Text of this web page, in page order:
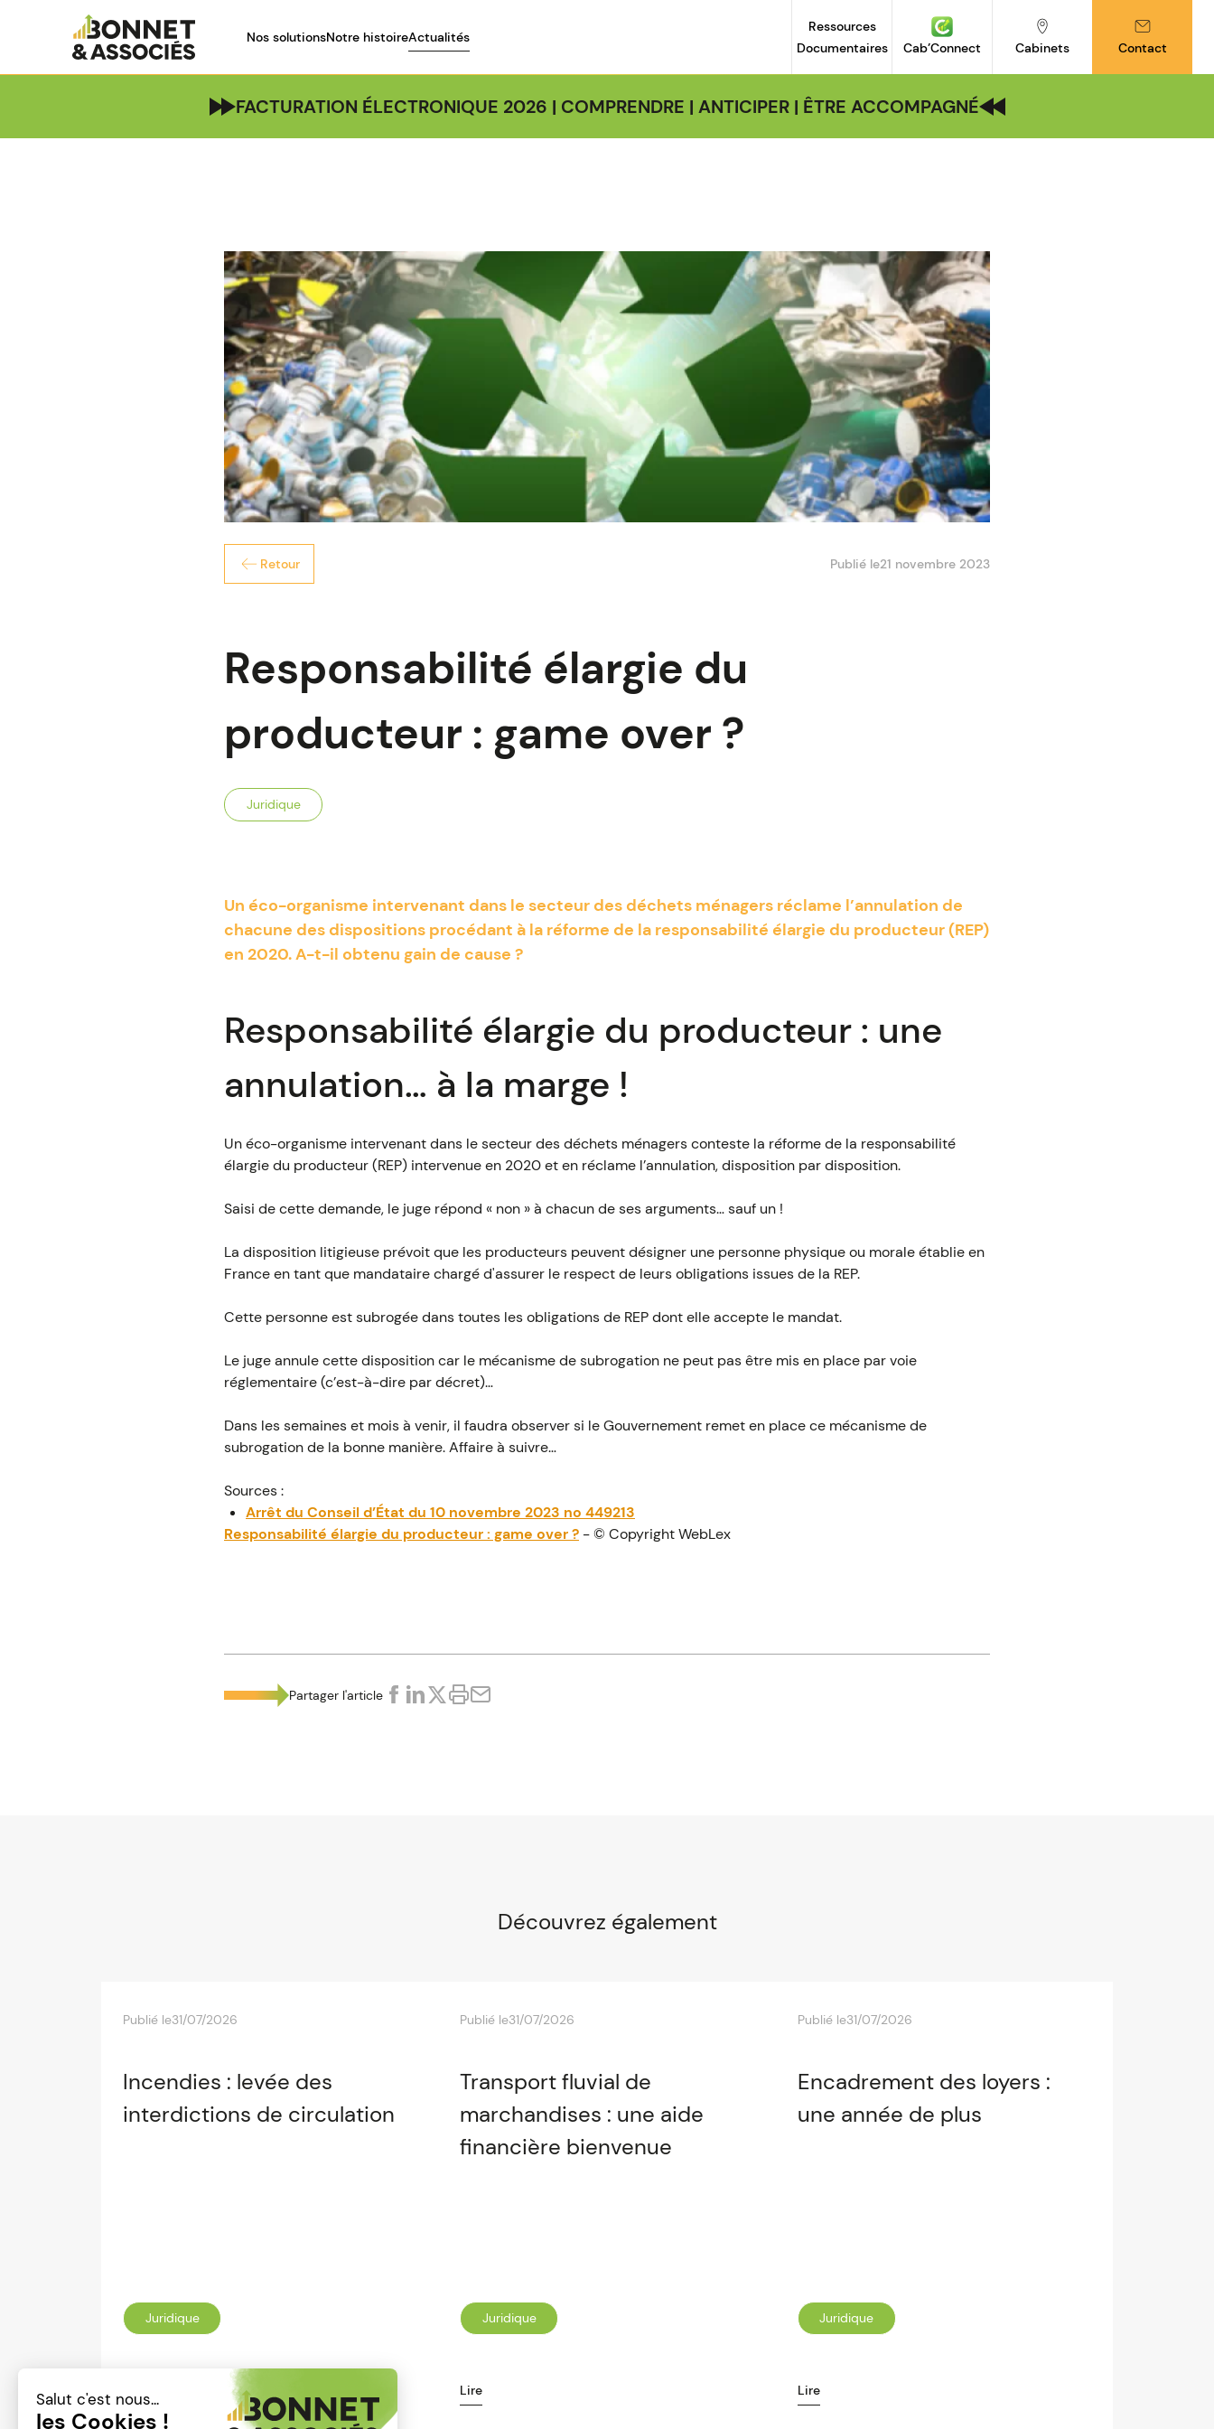
Nos solutionsNotre histoireActualités
Ressources
Documentaires
Cab’Connect Cabinets Contact
FACTURATION ÉLECTRONIQUE 2026 | COMPRENDRE | ANTICIPER | ÊTRE ACCOMPAGNÉ
Retour Publié le21 novembre 2023
Responsabilité élargie du
producteur : game over ?
Juridique
Un éco-organisme intervenant dans le secteur des déchets ménagers réclame l’annulation de
chacune des dispositions procédant à la réforme de la responsabilité élargie du producteur (REP)
en 2020. A-t-il obtenu gain de cause ?
Responsabilité élargie du producteur : une
annulation… à la marge !
Un éco-organisme intervenant dans le secteur des déchets ménagers conteste la réforme de la responsabilité
élargie du producteur (REP) intervenue en 2020 et en réclame l’annulation, disposition par disposition.
Saisi de cette demande, le juge répond « non » à chacun de ses arguments… sauf un !
La disposition litigieuse prévoit que les producteurs peuvent désigner une personne physique ou morale établie en
France en tant que mandataire chargé d'assurer le respect de leurs obligations issues de la REP.
Cette personne est subrogée dans toutes les obligations de REP dont elle accepte le mandat.
Le juge annule cette disposition car le mécanisme de subrogation ne peut pas être mis en place par voie
réglementaire (c’est-à-dire par décret)…
Dans les semaines et mois à venir, il faudra observer si le Gouvernement remet en place ce mécanisme de
subrogation de la bonne manière. Affaire à suivre…
Sources :
Arrêt du Conseil d’État du 10 novembre 2023 no 449213
Responsabilité élargie du producteur : game over ? - © Copyright WebLex
Partager l'article
Découvrez également
Publié le31/07/2026
Incendies : levée des
interdictions de circulation
Juridique
Publié le31/07/2026
Transport fluvial de
marchandises : une aide
financière bienvenue
Juridique
Lire
Publié le31/07/2026
Encadrement des loyers :
une année de plus
Juridique
Lire